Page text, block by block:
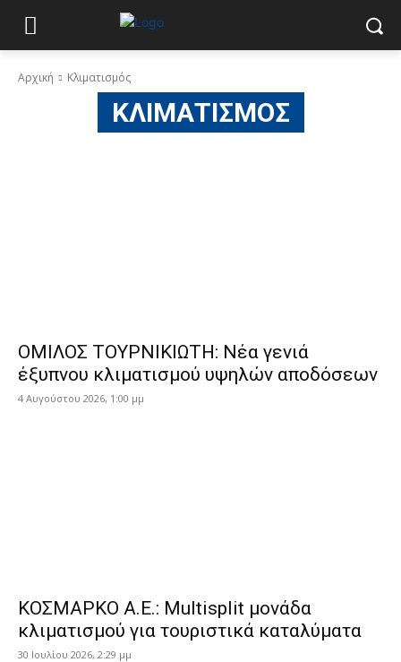
Αρχική Κλιματισμός
ΚΛΙΜΑΤΙΣΜΌΣ
ΟΜΙΛΟΣ ΤΟΥΡΝΙΚΙΩΤΗ: Νέα γενιά
έξυπνου κλιματισμού υψηλών αποδόσεων
4 Αυγούστου 2026, 1:00 μμ
ΚΟΣΜΑΡΚΟ Α.Ε.: Multisplit μονάδα
κλιματισμού για τουριστικά καταλύματα
30 Ιουλίου 2026, 2:29 μμ